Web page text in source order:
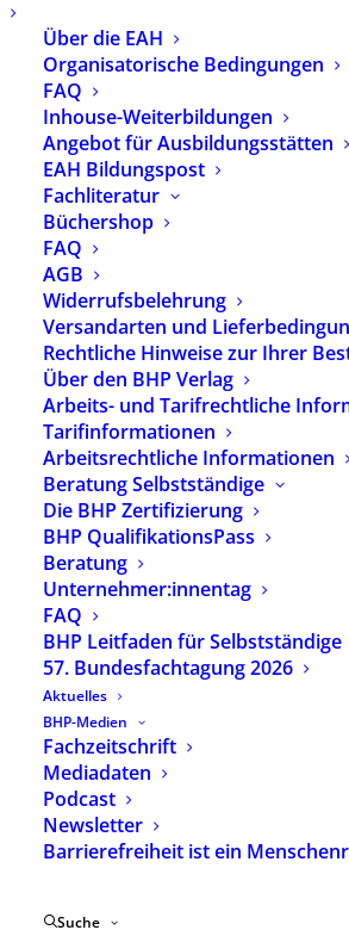
Über die EAH
Organisatorische Bedingungen
FAQ
Inhouse-Weiterbildungen
Angebot für Ausbildungsstätten
EAH Bildungspost
Fachliteratur
Büchershop
FAQ
AGB
Widerrufsbelehrung
Versandarten und
Rechtliche Hinweise zur Ihrer
Über den BHP Verlag
Arbeits- und Tarifrechtliche
Tarifinformationen
Arbeitsrechtliche Informationen
Beratung Selbstständige
Die BHP Zertifizierung
BHP QualifikationsPass
Beratung
Unternehmer:innentag
FAQ
BHP Leitfaden für Selbstständige
57. Bundesfachtagung 2026
Aktuelles
BHP-Medien
Fachzeitschrift
Mediadaten
Podcast
Newsletter
Barrierefreiheit ist ein
Suche
Zulassen und
Widerstehen
Heilpädagogisch
Handeln durch
– Bindung –
Beziehung (PDF)
15,00€
Preis
war:
15,00 €
5,95€
Preis
ist:
inkl. 7 % MwSt.
Tagungsbericht der 52.
Publikation im PDF-Format. Das
wird Ihnen nach dem Kauf per E-
zugesandt.
Artikelnummer
2600
Kategorien
Verlagsprogramm
Grundlagen,
Schlagwörter